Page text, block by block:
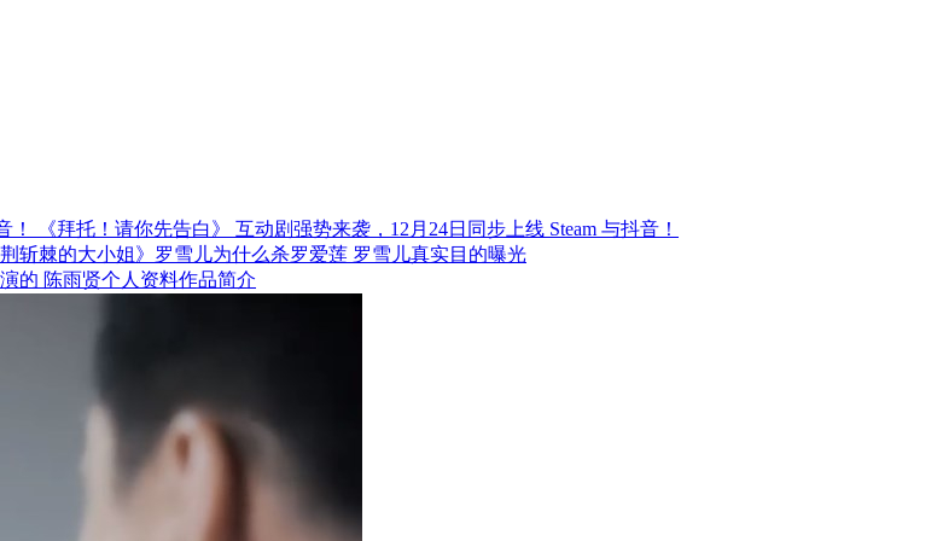
《拜托！请你先告白》 互动剧强势来袭，12月24日同步上线 Steam 与抖音！
荆斩棘的大小姐》罗雪儿为什么杀罗爱莲 罗雪儿真实目的曝光
的 陈雨贤个人资料作品简介